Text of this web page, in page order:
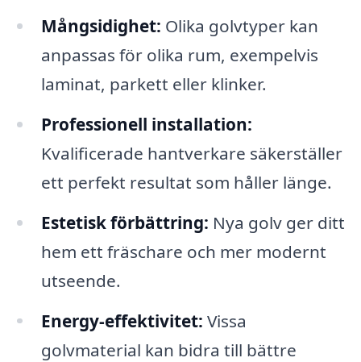
Mångsidighet: Olika golvtyper kan
anpassas för olika rum, exempelvis
laminat, parkett eller klinker.
Professionell installation:
Kvalificerade hantverkare säkerställer
ett perfekt resultat som håller länge.
Estetisk förbättring: Nya golv ger ditt
hem ett fräschare och mer modernt
utseende.
Energy-effektivitet: Vissa
golvmaterial kan bidra till bättre